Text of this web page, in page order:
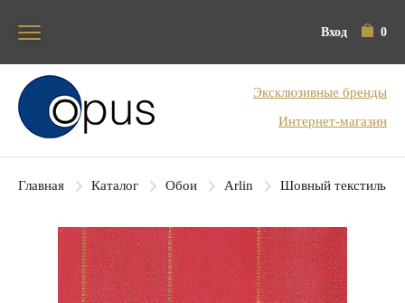
Вход 0
Блок поиска
Эксклюзивные бренды
Интернет-магазин
Главная Каталог Обои Arlin Шовный текстиль